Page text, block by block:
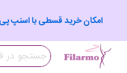
امکان خرید قسطی با اسنپ پی